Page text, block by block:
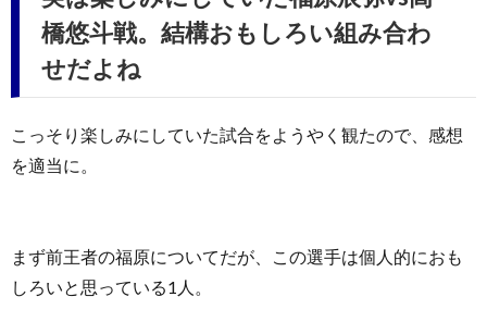
橋悠斗戦。結構おもしろい組み合わ
せだよね
こっそり楽しみにしていた試合をようやく観たので、感想
を適当に。
まず前王者の福原についてだが、この選手は個人的におも
しろいと思っている1人。